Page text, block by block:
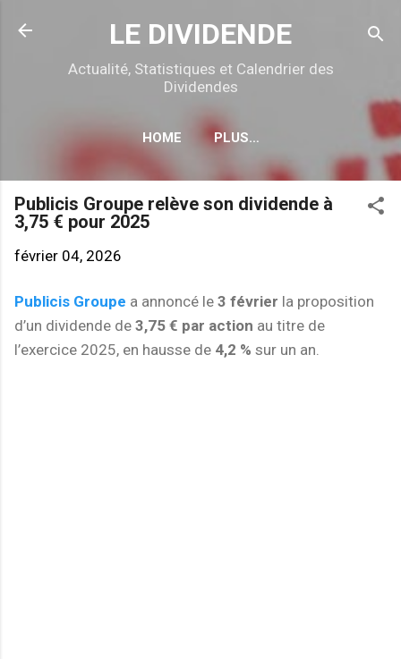
Accéder au contenu principal
LE DIVIDENDE
Actualité, Statistiques et Calendrier des
Dividendes
HOME PLUS…
CALENDRIER DÉTACHEMENTS
Publicis Groupe relève son dividende à
3,75 € pour 2025
février 04, 2026
Publicis Groupe a annoncé le 3 février la proposition
d’un dividende de 3,75 € par action au titre de
l’exercice 2025, en hausse de 4,2 % sur un an.